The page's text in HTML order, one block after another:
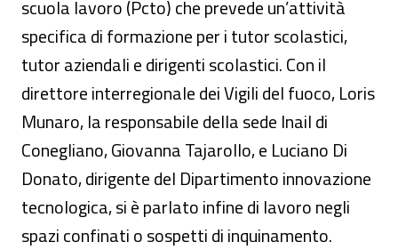
scuola lavoro (Pcto) che prevede un’attività
specifica di formazione per i tutor scolastici,
tutor aziendali e dirigenti scolastici. Con il
direttore interregionale dei Vigili del fuoco, Loris
Munaro, la responsabile della sede Inail di
Conegliano, Giovanna Tajarollo, e Luciano Di
Donato, dirigente del Dipartimento innovazione
tecnologica, si è parlato infine di lavoro negli
spazi confinati o sospetti di inquinamento.